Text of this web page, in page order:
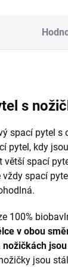
s
spací pytel
pytel, kdy
větší spací
spací
100%
v obou
nožičkách
jsou